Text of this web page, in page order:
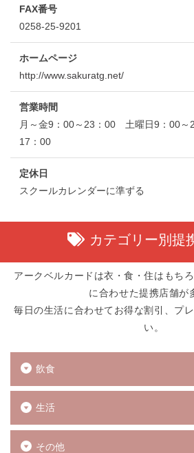
FAX番号
0258-25-9201
ホームページ
http://www.sakuratg.net/
営業時間
月～金9：00～23：00 土曜日9：00
17：00
定休日
スクールカレンダーに準ずる
カテゴリー別提
アークベルカードは衣・食・住はもち
に合わせた提携店舗が
毎日の生活に合わせてお得な割引、プ
い。
飲食
生活
その他